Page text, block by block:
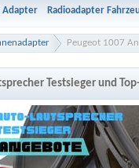
Adapter Radioadapter
Freisprech-
Car Hifi
Peugeot 1007
Testsieger und